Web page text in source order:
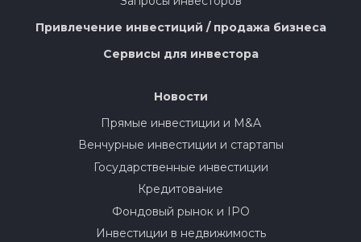
Привлечение инвестиций / продажа бизнеса
Сервисы для инвестора
Новости
Прямые инвестиции и M&A
Венчурные инвестиции и стартапы
Государственные инвестиции
Кредитование
Фондовый рынок и IPO
Инвестиции в недвижимость